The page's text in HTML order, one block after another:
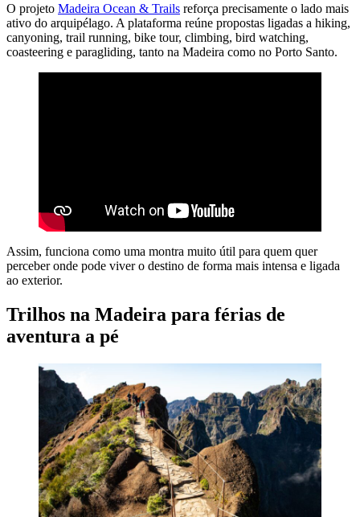
O projeto Madeira Ocean & Trails reforça precisamente o lado mais
ativo do arquipélago. A plataforma reúne propostas ligadas a hiking,
canyoning, trail running, bike tour, climbing, bird watching,
coasteering e paragliding, tanto na Madeira como no Porto Santo.
Assim, funciona como uma montra muito útil para quem quer
perceber onde pode viver o destino de forma mais intensa e ligada
ao exterior.
Trilhos na Madeira para férias de
aventura a pé